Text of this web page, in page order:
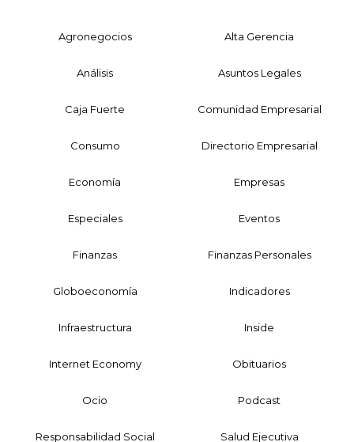
Agronegocios Alta Gerencia
Análisis Asuntos Legales
Caja Fuerte Comunidad Empresarial
Consumo Directorio Empresarial
Economía Empresas
Especiales Eventos
Finanzas Finanzas Personales
Globoeconomía Indicadores
Infraestructura Inside
Internet Economy Obituarios
Ocio Podcast
Responsabilidad Social Salud Ejecutiva